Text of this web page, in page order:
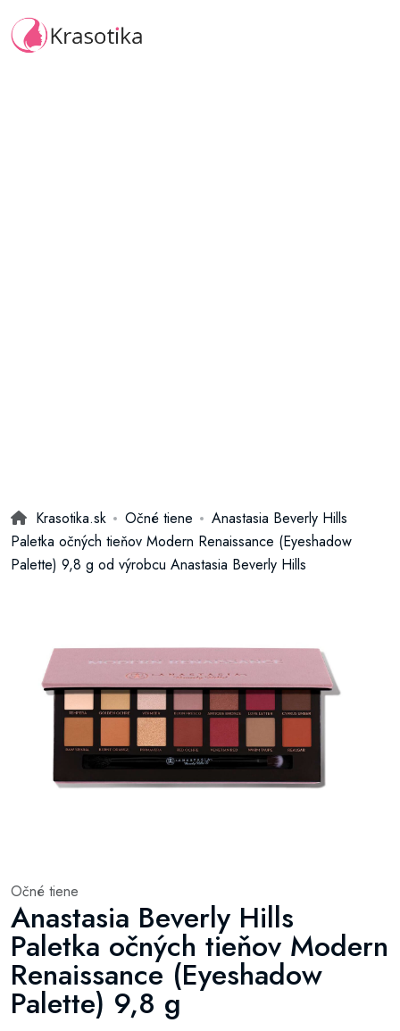
Krasotika.sk Očné tiene
Anastasia Beverly Hills
Paletka očných tieňov Modern Renaissance (Eyeshadow
Palette) 9,8 g od výrobcu Anastasia Beverly Hills
Očné tiene
Anastasia Beverly Hills
Paletka očných tieňov Modern
Renaissance (Eyeshadow
Palette) 9,8 g